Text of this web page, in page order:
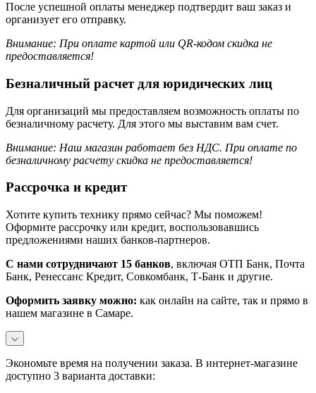
После успешной оплаты менеджер подтвердит ваш заказ и
организует его отправку.
Внимание: При оплате картой или QR-кодом скидка не
предоставляется!
Безналичный расчет для юридических лиц
Для организаций мы предоставляем возможность оплаты по
безналичному расчету. Для этого мы выставим вам счет.
Внимание: Наш магазин работает без НДС. При оплате по
безналичному расчету скидка не предоставляется!
Рассрочка и кредит
Хотите купить технику прямо сейчас? Мы поможем!
Оформите рассрочку или кредит, воспользовавшись
предложениями наших банков-партнеров.
С нами сотрудничают 15 банков, включая ОТП Банк, Почта
Банк, Ренессанс Кредит, Совкомбанк, Т-Банк и другие.
Оформить заявку можно: как онлайн на сайте, так и прямо в
нашем магазине в Самаре.
Экономьте время на получении заказа. В интернет-магазине
доступно 3 варианта доставки: